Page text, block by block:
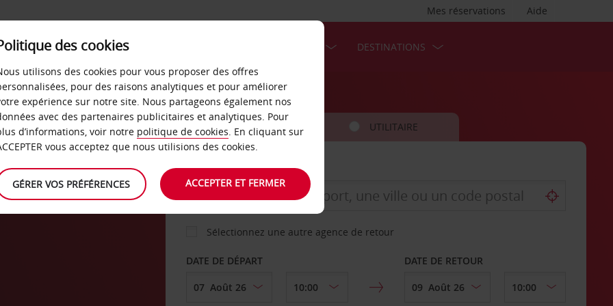
Aide
Mes réservations
LIBRE-SERVICE DESTINATIONS
VOITURE UTILITAIRE
AGENCE DE DÉPART
Sélectionnez une autre agence de retour
DATE DE DÉPART DATE DE RETOUR
des cookies
utilisons des cookies pour vous proposer des offres
pour des raisons analytiques et pour améliorer
expérience sur notre site. Nous partageons également nos
avec des partenaires publicitaires et analytiques. Pour
d’informations, voir notre politique de cookies. En cliquant sur
vous acceptez que nous utilisions des cookies.
GÉRER VOS PRÉFÉRENCES ACCEPTER ET FERMER